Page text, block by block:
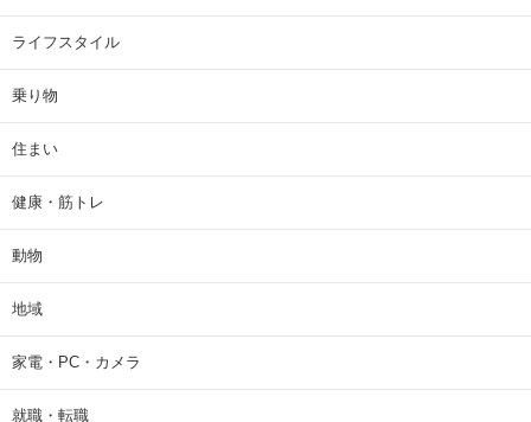
ライフスタイル
乗り物
住まい
健康・筋トレ
動物
地域
家電・PC・カメラ
就職・転職